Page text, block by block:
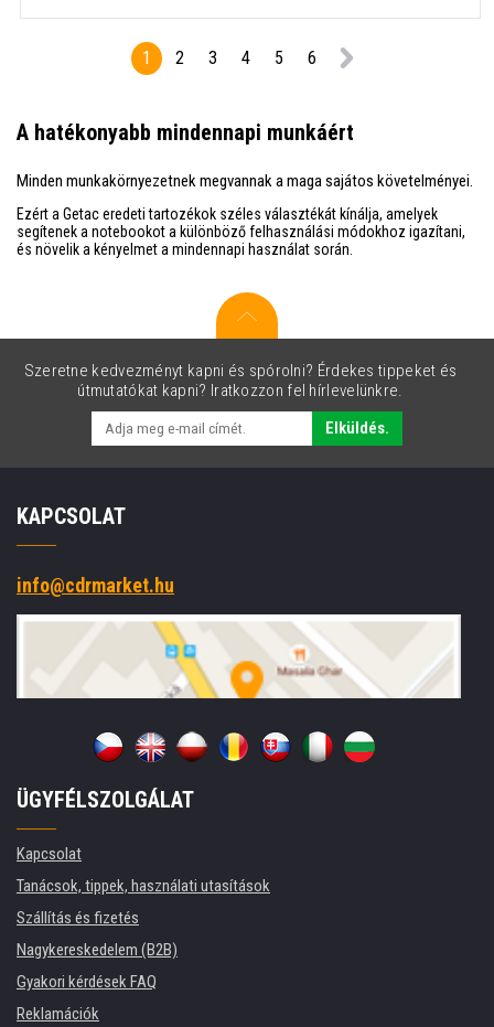
1 2 3 4 5 6
A hatékonyabb mindennapi munkáért
Minden munkakörnyezetnek megvannak a maga sajátos követelményei.
Ezért a Getac eredeti tartozékok széles választékát kínálja, amelyek
segítenek a notebookot a különböző felhasználási módokhoz igazítani,
és növelik a kényelmet a mindennapi használat során.
Szeretne kedvezményt kapni és spórolni? Érdekes tippeket és
útmutatókat kapni? Iratkozzon fel hírlevelünkre.
Elküldés.
KAPCSOLAT
info@cdrmarket.hu
ÜGYFÉLSZOLGÁLAT
Kapcsolat
Tanácsok, tippek, használati utasítások
Szállítás és fizetés
Nagykereskedelem (B2B)
Gyakori kérdések FAQ
Reklamációk